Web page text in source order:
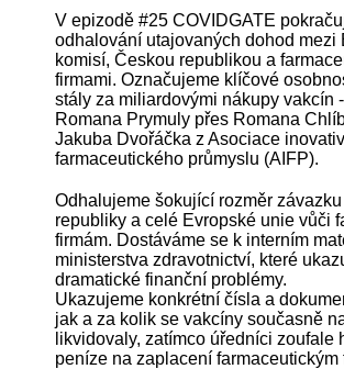
V epizodě #25 COVIDGATE
odhalování utajovaných dohod mezi
komisí, Českou republikou a
firmami. Označujeme klíčové
stály za miliardovými nákupy vakcín
Romana Prymuly přes Romana
Jakuba Dvořáčka z Asociace
farmaceutického průmyslu (AIFP).
Odhalujeme šokující rozměr
republiky a celé Evropské unie vůči
firmám. Dostáváme se k interním
ministerstva zdravotnictví, které
dramatické finanční problémy.
Ukazujeme konkrétní čísla a
jak a za kolik se vakcíny současně
likvidovaly, zatímco úředníci zoufale
peníze na zaplacení farmaceutickým